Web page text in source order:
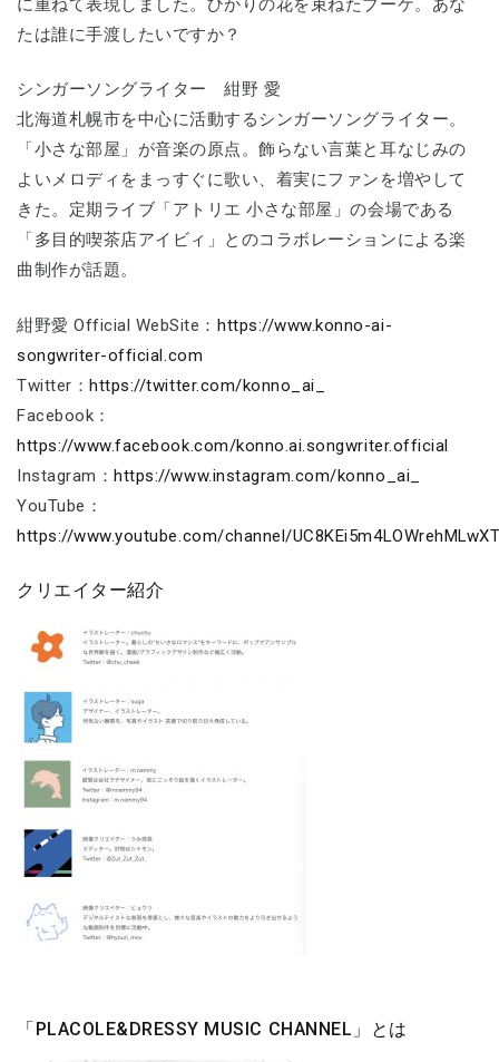
に重ねて表現しました。ひかりの花を束ねたブーケ。あな
たは誰に手渡したいですか？
シンガーソングライター 紺野 愛
北海道札幌市を中心に活動するシンガーソングライター。
「小さな部屋」が音楽の原点。飾らない言葉と耳なじみの
よいメロディをまっすぐに歌い、着実にファンを増やして
きた。定期ライブ「アトリエ 小さな部屋」の会場である
「多目的喫茶店アイビィ」とのコラボレーションによる楽
曲制作が話題。
紺野愛 Official WebSite：https://www.konno-ai-
songwriter-official.com
Twitter：https://twitter.com/konno_ai_
Facebook：
https://www.facebook.com/konno.ai.songwriter.official
Instagram：https://www.instagram.com/konno_ai_
YouTube：
https://www.youtube.com/channel/
クリエイター紹介
「PLACOLE&DRESSY MUSIC CHANNEL」とは